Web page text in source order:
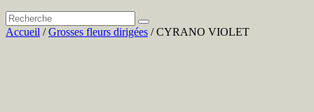
Accueil /Grosses fleurs dirigées / CYRANO VIOLET